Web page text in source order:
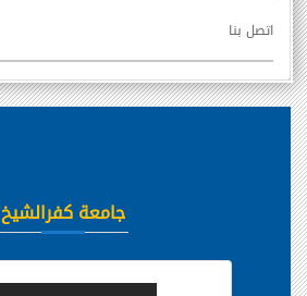
اتصل بنا
جامعة كفرالشيخ